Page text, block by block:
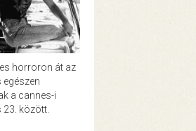
horroron át az
a cannes-i
között.